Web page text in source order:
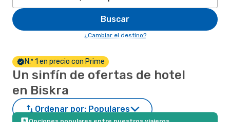
Buscar
¿Cambiar el destino?
N.º 1 en precio con Prime
Un sinfín de ofertas de hotel
en Biskra
Ordenar por: Populares